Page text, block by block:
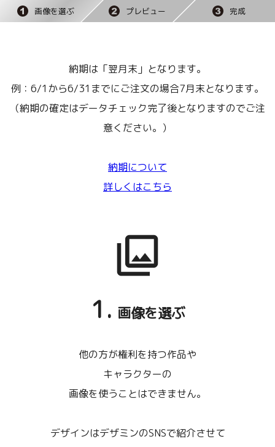
画像を選ぶ プレビュー 完成
納期は「翌月末」となります。
例：6/1から6/31までにご注文の場合7月末となります。
（納期の確定はデータチェック完了後となりますのでご注
意ください。）
納期について
詳しくはこちら
collections
1. 画像を選ぶ
他の方が権利を持つ作品や
キャラクターの
画像を使うことはできません。
デザインはデザミンのSNSで紹介させて